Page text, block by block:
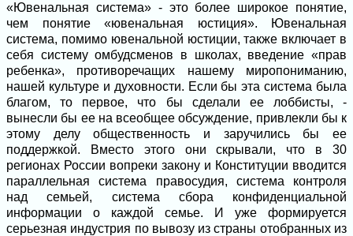
«Ювенальная система» - это более широкое понятие,
чем понятие «ювенальная юстиция». Ювенальная
система, помимо ювенальной юстиции, также включает в
себя систему омбудсменов в школах, введение «прав
ребенка», противоречащих нашему миропониманию,
нашей культуре и духовности. Если бы эта система была
благом, то первое, что бы сделали ее лоббисты, -
вынесли бы ее на всеобщее обсуждение, привлекли бы к
этому делу общественность и заручились бы ее
поддержкой. Вместо этого они скрывали, что в 30
регионах России вопреки закону и Конституции вводится
параллельная система правосудия, система контроля
над семьей, система сбора конфиденциальной
информации о каждой семье. И уже формируется
серьезная индустрия по вывозу из страны отобранных из